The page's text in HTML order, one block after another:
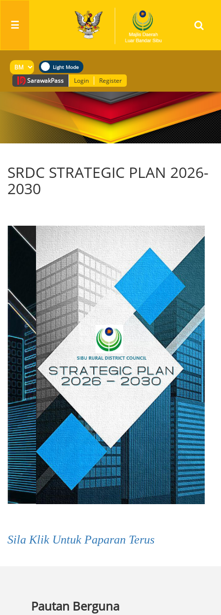
☰
SarawakPass Login Register
SRDC STRATEGIC PLAN 2026-
2030
Sila Klik Untuk Paparan Terus
Pautan Berguna